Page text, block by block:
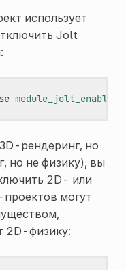
использует
Jolt
module_jolt_enabled
рендеринг, но
но не физику), вы
2D- или
могут
2D-физику: